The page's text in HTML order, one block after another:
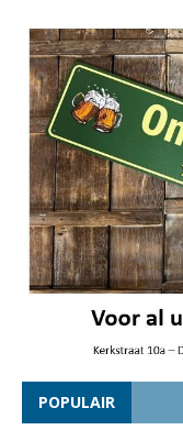
POPULAIR